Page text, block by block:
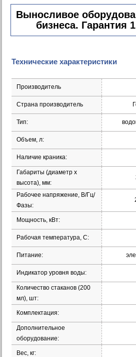
Выносливое
бизнеса. Гарантия
Технические характеристики
Производитель
Страна производитель
Тип:
Объем, л:
Наличие краника:
Габариты (диаметр х
высота), мм:
Рабочее напряжение, В/Гц/
Фазы:
Мощность, кВт:
Рабочая температура, С:
Питание:
Индикатор уровня воды:
Количество стаканов (200
мл), шт:
Комплектация:
Дополнительное
оборудование:
Вес, кг: